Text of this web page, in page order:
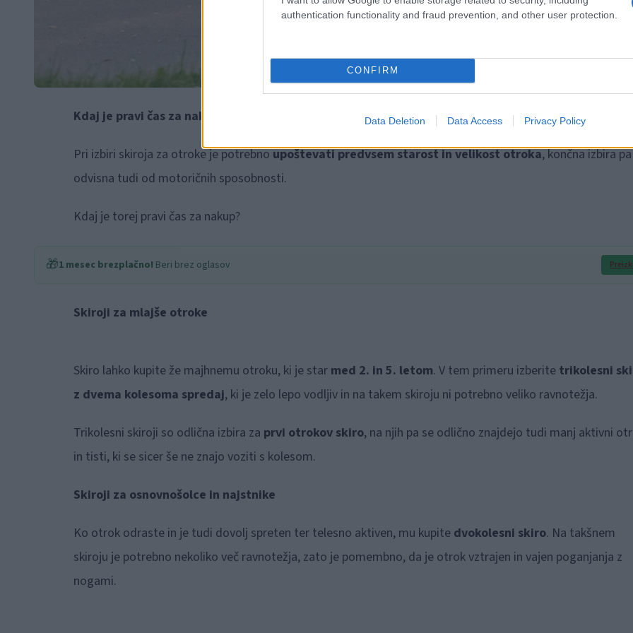
authentication functionality and fraud prevention, and other user protection.
CONFIRM
Data Deletion Data Access Privacy Policy
Kdaj je pravi čas za nakup skiroja za otroke in katerega izbrati?
Pri izbiri skiroja za otroke je potrebnoupoštevati predvsem starost in velikost otroka, končna izbira
odvisna tudi od motoričnih sposobnosti.
Kdaj je torej pravi čas za nakup?
🎁1 mesec brezplačno! Beri brez oglasov
Skiroji za mlajše otroke
Skiro lahko kupite že majhnemu otroku, ki je star med 2. in 5. letom. V tem primeru izberite trikolesni
z dvema kolesoma spredaj, ki je zelo lepo vodljiv in na takem skiroju ni potrebno veliko ravnotežja.
Trikolesni skiroji so odlična izbira za prvi otrokov skiro, na njih pa se odlično znajdejo tudi manj aktivni
in tisti, ki se sicer še ne znajo voziti s kolesom.
Skiroji za osnovnošolce in najstnike
Ko otrok odraste in je tudi dovolj spreten ter telesno aktiven, mu kupite dvokolesni skiro. Na takšnem
skiroju je potrebno nekoliko več ravnotežja, zato je pomembno, da je otrok vztrajen in vajen poganjanja z
nogami.